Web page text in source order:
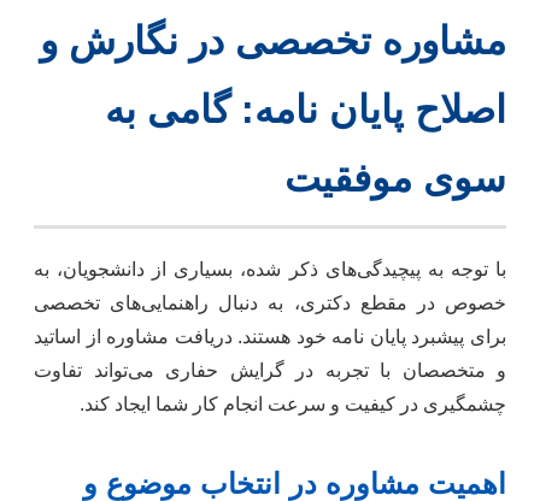
مشاوره تخصصی در نگارش و
اصلاح پایان نامه: گامی به
سوی موفقیت
با توجه به پیچیدگی‌های ذکر شده، بسیاری از دانشجویان، به
خصوص در مقطع دکتری، به دنبال راهنمایی‌های تخصصی
برای پیشبرد پایان نامه خود هستند. دریافت مشاوره از اساتید
و متخصصان با تجربه در گرایش حفاری می‌تواند تفاوت
چشمگیری در کیفیت و سرعت انجام کار شما ایجاد کند.
اهمیت مشاوره در انتخاب موضوع و